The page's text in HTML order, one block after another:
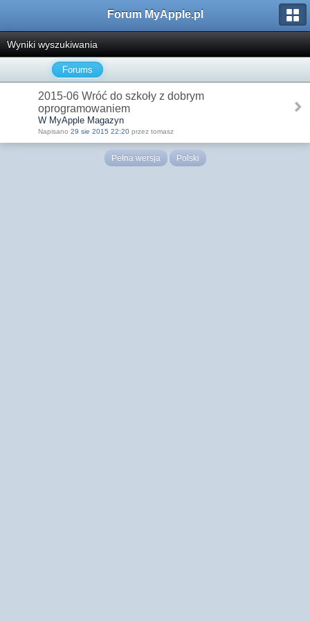
Forum MyApple.pl
Wyniki wyszukiwania
Forums
2015-06 Wróć do szkoły z dobrym
oprogramowaniem
W MyApple Magazyn
Napisano 29 sie 2015 22:20 przez tomasz
Pełna wersja Polski